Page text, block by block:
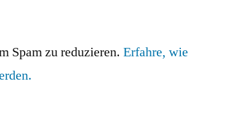
Spam zu reduzieren.Erfahre, wie